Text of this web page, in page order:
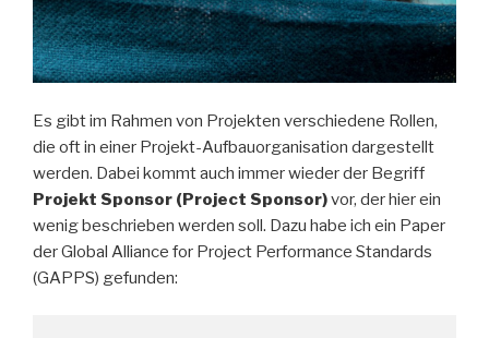
Es gibt im Rahmen von Projekten verschiedene Rollen,
die oft in einer Projekt-Aufbauorganisation dargestellt
werden. Dabei kommt auch immer wieder der Begriff
Projekt Sponsor (Project Sponsor)vor, der hier ein
wenig beschrieben werden soll. Dazu habe ich ein Paper
der Global Alliance for Project Performance Standards
(GAPPS) gefunden: